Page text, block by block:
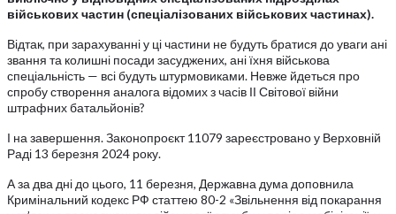
військових частин (спеціалізованих військових частинах).
Відтак, при зарахуванні у ці частини не будуть братися до уваги ані
звання та колишні посади засуджених, ані їхня військова
спеціальність — всі будуть штурмовиками. Невже йдеться про
спробу створення аналога відомих з часів ІІ Світової війни
штрафних батальйонів?
І на завершення. Законопроєкт 11079 зареєстровано у Верховній
Раді 13 березня 2024 року.
А за два дні до цього, 11 березня, Державна дума доповнила
Кримінальний кодекс РФ статтею 80-2 «Звільнення від покарання